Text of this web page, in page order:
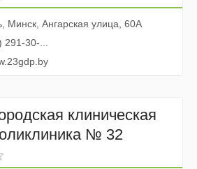
Минск, Ангарская улица, 60А
30-...
клиническая
№ 32